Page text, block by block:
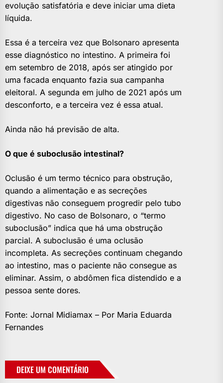
evolução satisfatória e deve iniciar uma dieta
líquida.
Essa é a terceira vez que Bolsonaro apresenta
esse diagnóstico no intestino. A primeira foi
em setembro de 2018, após ser atingido por
uma facada enquanto fazia sua campanha
eleitoral. A segunda em julho de 2021 após um
desconforto, e a terceira vez é essa atual.
Ainda não há previsão de alta.
O que é suboclusão intestinal?
Oclusão é um termo técnico para obstrução,
quando a alimentação e as secreções
digestivas não conseguem progredir pelo tubo
digestivo. No caso de Bolsonaro, o “termo
suboclusão” indica que há uma obstrução
parcial. A suboclusão é uma oclusão
incompleta. As secreções continuam chegando
ao intestino, mas o paciente não consegue as
eliminar. Assim, o abdômen fica distendido e a
pessoa sente dores.
Fonte: Jornal Midiamax – Por Maria Eduarda
Fernandes
DEIXE UM COMENTÁRIO